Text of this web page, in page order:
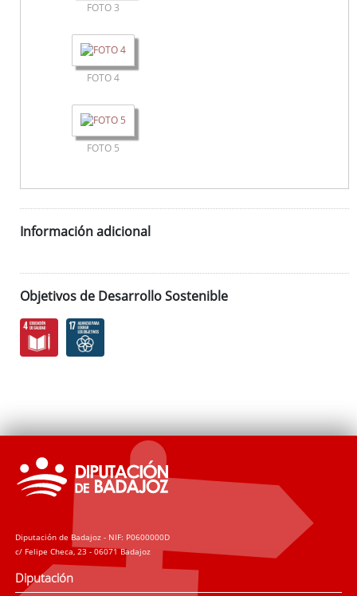
FOTO 3
FOTO 4
FOTO 5
Información adicional
Objetivos de Desarrollo Sostenible
Diputación de Badajoz - NIF: P0600000D
c/ Felipe Checa, 23 - 06071 Badajoz
Diputación